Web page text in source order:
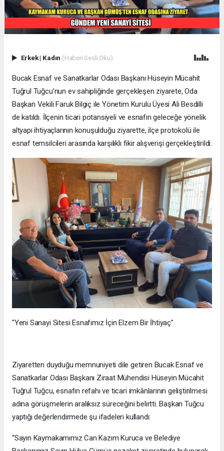
Erkek| Kadın (Haberi Sesli Oku)
Bucak Esnaf ve Sanatkarlar Odası Başkanı Hüseyin Mücahit
Tuğrul Tuğcu’nun ev sahipliğinde gerçekleşen ziyarete, Oda
Başkan Vekili Faruk Bilgiç ile Yönetim Kurulu Üyesi Ali Besdilli
de katıldı. İlçenin ticari potansiyeli ve esnafın geleceğe yönelik
altyapı ihtiyaçlarının konuşulduğu ziyarette, ilçe protokolü ile
esnaf temsilcileri arasında karşılıklı fikir alışverişi gerçekleştirildi.
"Yeni Sanayi Sitesi Esnafımız İçin Elzem Bir İhtiyaç"
Ziyaretten duyduğu memnuniyeti dile getiren Bucak Esnaf ve
Sanatkarlar Odası Başkanı Ziraat Mühendisi Hüseyin Mücahit
Tuğrul Tuğcu, esnafın refahı ve ticari imkânlarının geliştirilmesi
adına görüşmelerin aralıksız süreceğini belirtti. Başkan Tuğcu
yaptığı değerlendirmede şu ifadeleri kullandı:
“Sayın Kaymakamımız Can Kazım Kuruca ve Belediye